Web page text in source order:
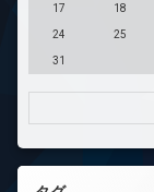
17 18
24 25
31